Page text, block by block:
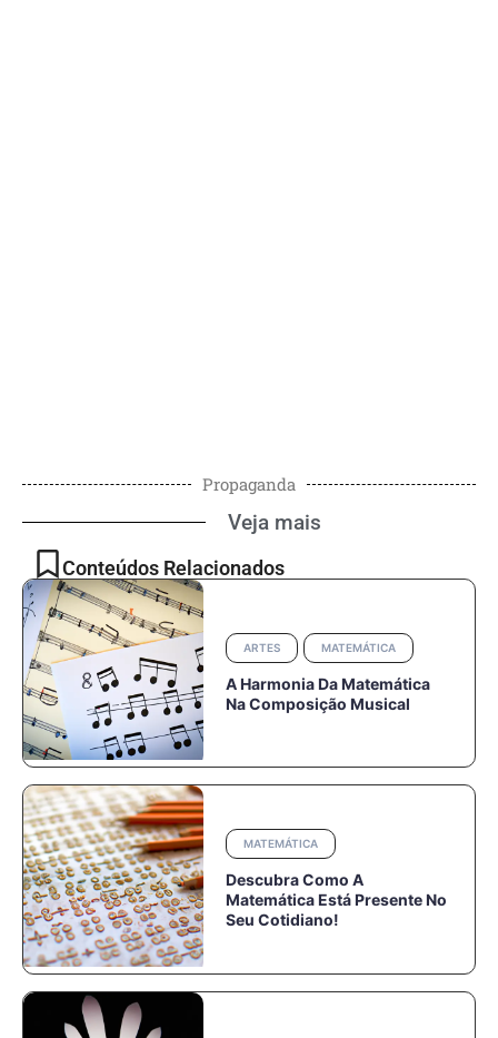
Propaganda
Veja mais
Conteúdos Relacionados
ARTES MATEMÁTICA
A Harmonia Da Matemática
Na Composição Musical
MATEMÁTICA
Descubra Como A
Matemática Está Presente No
Seu Cotidiano!